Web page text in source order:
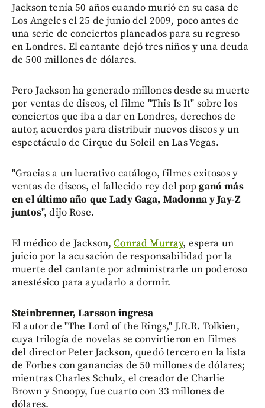
Jackson tenía 50 años cuando murió en su casa de
Los Angeles el 25 de junio del 2009, poco antes de
una serie de conciertos planeados para su regreso
en Londres. El cantante dejó tres niños y una deuda
de 500 millones de dólares.
Pero Jackson ha generado millones desde su muerte
por ventas de discos, el filme "This Is It" sobre los
conciertos que iba a dar en Londres, derechos de
autor, acuerdos para distribuir nuevos discos y un
espectáculo de Cirque du Soleil en Las Vegas.
"Gracias a un lucrativo catálogo, filmes exitosos y
ventas de discos, el fallecido rey del popganó más
en el último año que Lady Gaga, Madonna y Jay-Z
juntos", dijo Rose.
El médico de Jackson,Conrad Murray, espera un
juicio por la acusación de responsabilidad por la
muerte del cantante por administrarle un poderoso
anestésico para ayudarlo a dormir.
Steinbrenner, Larsson ingresa
El autor de "The Lord of the Rings," J.R.R. Tolkien,
cuya trilogía de novelas se convirtieron en filmes
del director Peter Jackson, quedó tercero en la lista
de Forbes con ganancias de 50 millones de dólares;
mientras Charles Schulz, el creador de Charlie
Brown y Snoopy, fue cuarto con 33 millones de
dólares.